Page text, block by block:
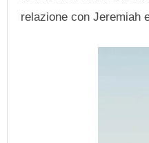
relazione con Jeremiah